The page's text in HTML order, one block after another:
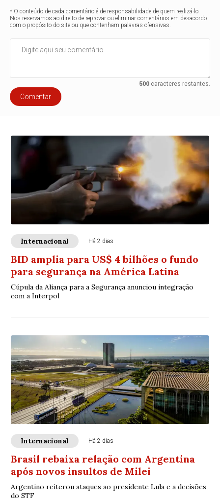
* O conteúdo de cada comentário é de responsabilidade de quem realizá-lo.
Nos reservamos ao direito de reprovar ou eliminar comentários em desacordo
com o propósito do site ou que contenham palavras ofensivas.
500caracteres restantes.
Comentar
Internacional Há 2 dias
BID amplia para US$ 4 bilhões o fundo
para segurança na América Latina
Cúpula da Aliança para a Segurança anunciou integração
com a Interpol
Internacional Há 2 dias
Brasil rebaixa relação com Argentina
após novos insultos de Milei
Argentino reiterou ataques ao presidente Lula e a decisões
do STF